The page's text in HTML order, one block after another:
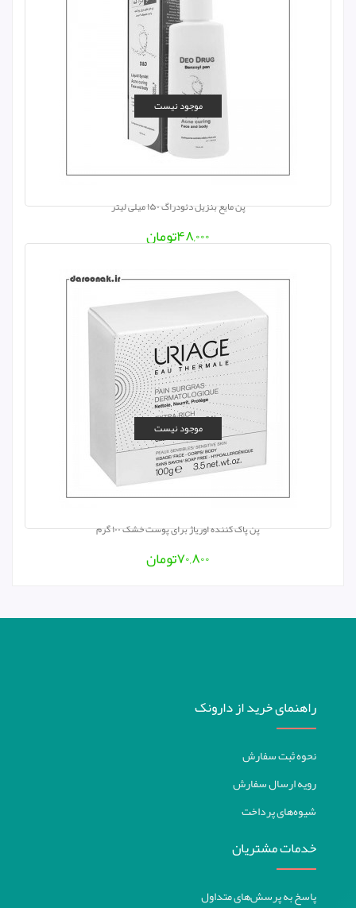
موجود نیست
پن مایع بنزیل دئودراگ ۱۵۰ میلی لیتر
۴۸,۰۰۰تومان
موجود نیست
پن پاک کننده اوریاژ برای پوست خشک ۱۰۰ گرم
۷۰,۸۰۰تومان
راهنمای خرید از دارونک
نحوه ثبت سفارش
رویه ارسال سفارش
شیوه‌های پرداخت
خدمات مشتریان
پاسخ به پرسش‌های متداول